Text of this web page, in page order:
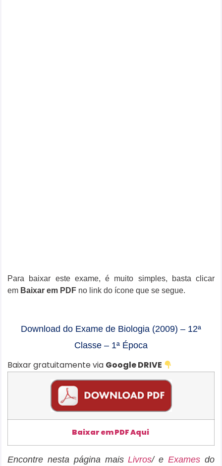
Para baixar este exame, é muito simples, basta clicar
em Baixar em PDF no link do ícone que se segue.
Download do Exame de Biologia (2009) – 12ª
Classe – 1ª Época
Baixar gratuitamente via Google DRIVE
Baixar em PDF Aqui
Encontre nesta página maisLivros/ eExames do